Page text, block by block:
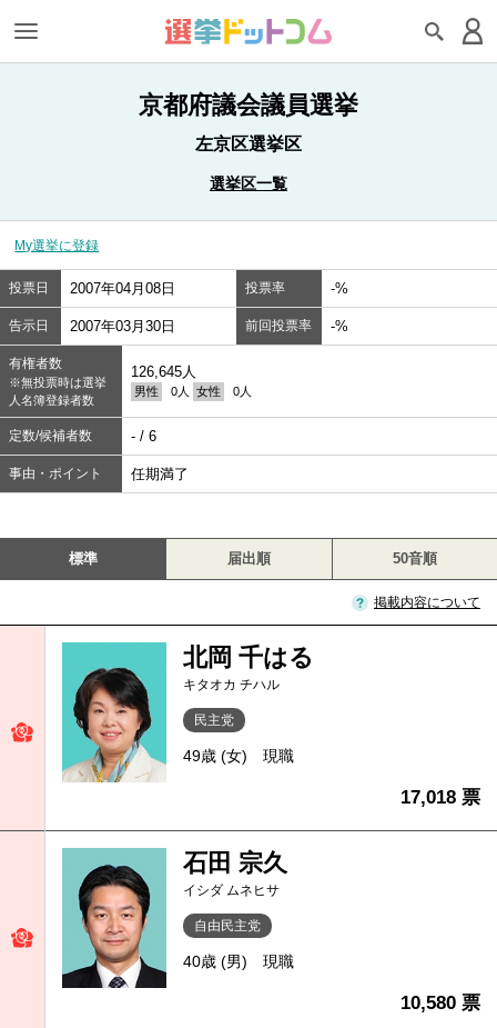
京都府議会議員選挙
左京区選挙区
選挙区一覧
My選挙に登録
投票日 2007年04月08日 投票率 -%
告示日 2007年03月30日 前回投票率 -%
有権者数
※無投票時は選挙
人名簿登録者数
126,645人
男性 0人 女性 0人
定数/候補者数 - / 6
事由・ポイント 任期満了
標準 届出順 50音順
掲載内容について
北岡 千はる
キタオカ チハル
民主党
49歳 (女) 現職
17,018 票
石田 宗久
イシダ ムネヒサ
自由民主党
40歳 (男) 現職
10,580 票